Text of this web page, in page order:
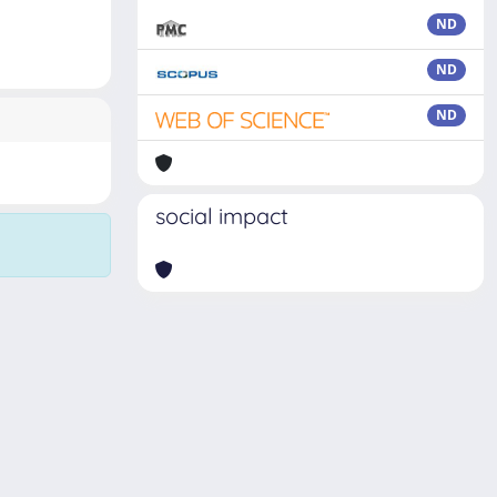
ND
ND
ND
social impact